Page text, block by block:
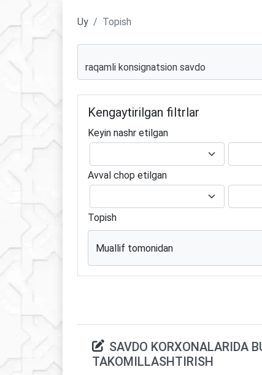
Uy Topish
Kengaytirilgan filtrlar
Keyin nashr etilgan
Avval chop etilgan
Topish
Muallif tomonidan
SAVDO KORXONALARIDA
TAKOMILLASHTIRISH